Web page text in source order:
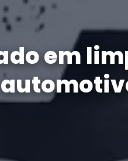
em